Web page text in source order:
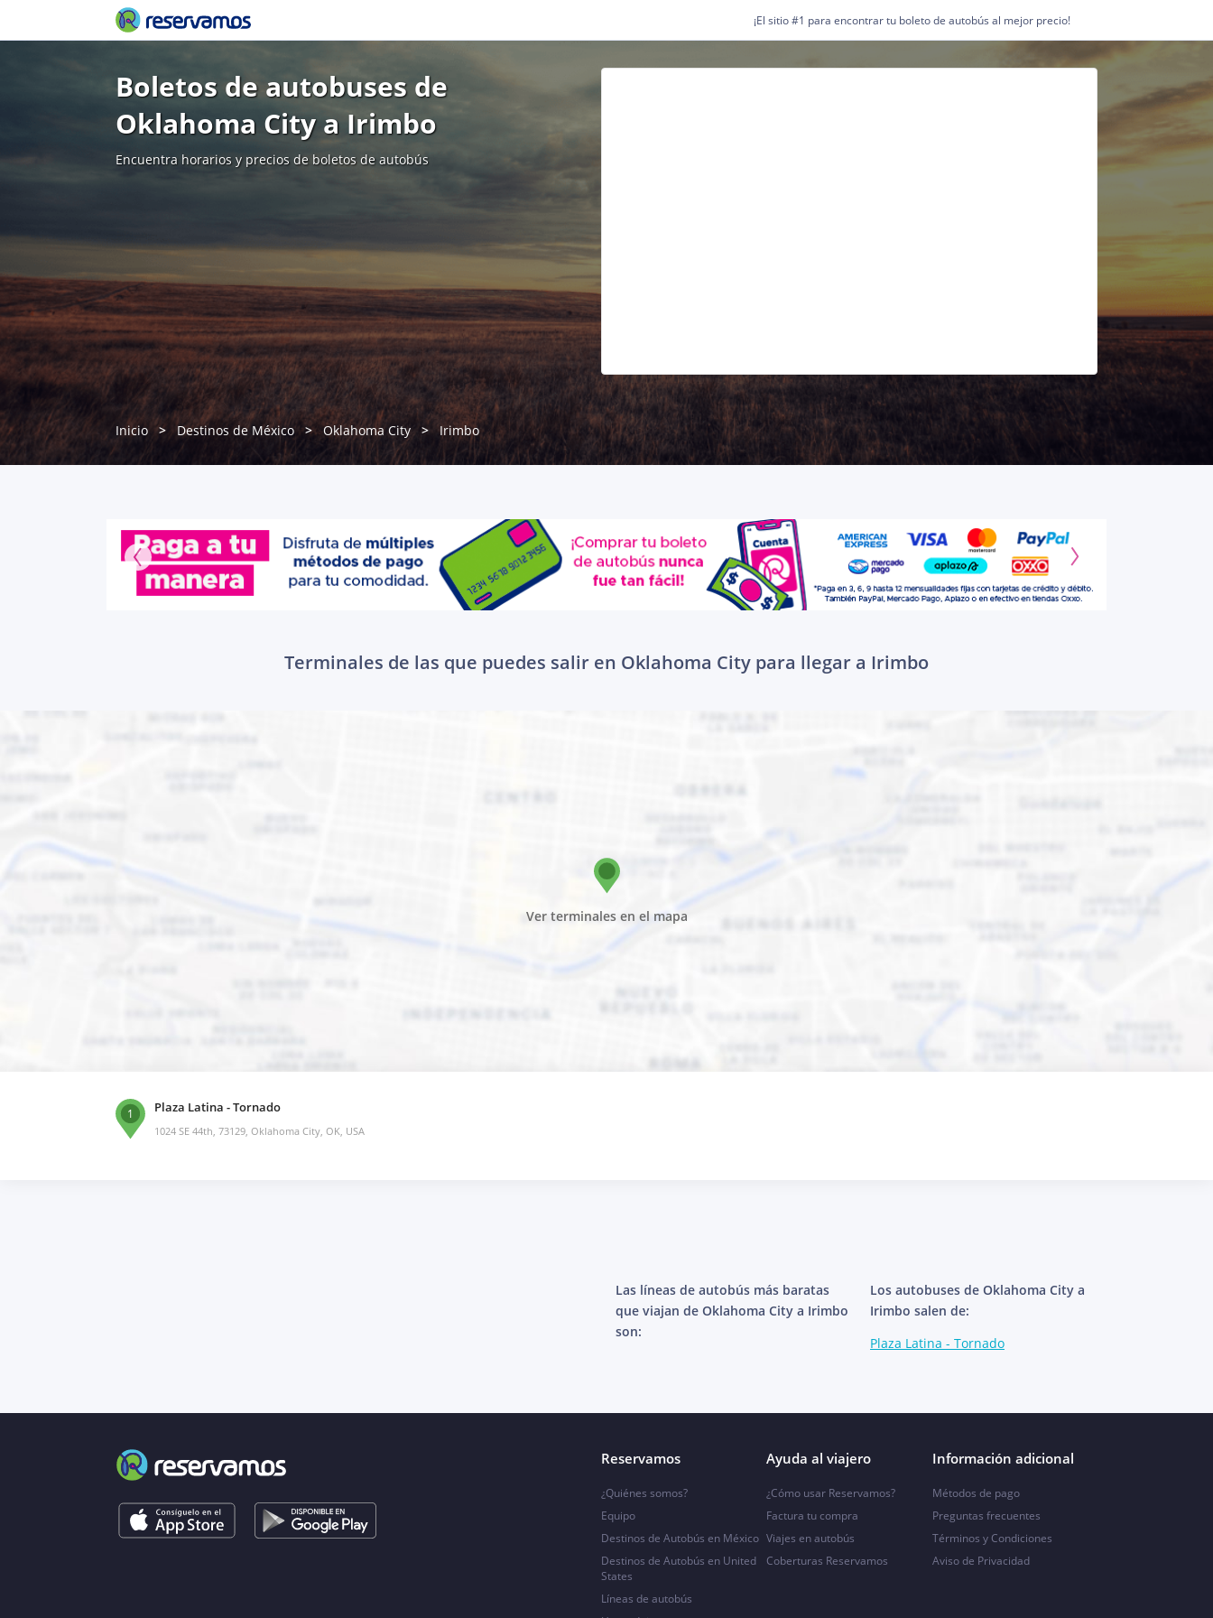
¡El sitio #1 para encontrar tu boleto de autobús al mejor precio!
Boletos de autobuses de
Oklahoma City a Irimbo
Encuentra horarios y precios de boletos de autobús
Inicio Destinos de México Oklahoma City Irimbo
Terminales de las que puedes salir en Oklahoma City para llegar a Irimbo
Ver terminales en el mapa
1 Plaza Latina - Tornado
1024 SE 44th, 73129, Oklahoma City, OK, USA
Las líneas de autobús más baratas
que viajan de Oklahoma City a Irimbo
son:
Los autobuses de Oklahoma City a
Irimbo salen de:
Plaza Latina - Tornado
Reservamos
¿Quiénes somos?
Equipo
Destinos de Autobús en México
Destinos de Autobús en United
States
Líneas de autobús
Ayuda al viajero
¿Cómo usar Reservamos?
Factura tu compra
Viajes en autobús
Coberturas Reservamos
Información adicional
Métodos de pago
Preguntas frecuentes
Términos y Condiciones
Aviso de Privacidad